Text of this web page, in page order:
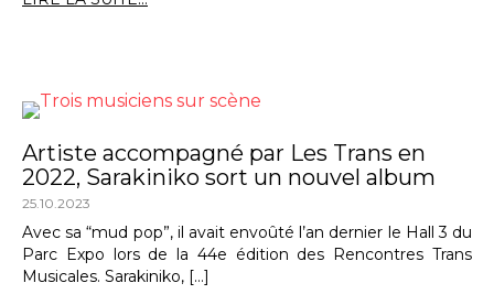
Artiste accompagné par Les Trans en
2022, Sarakiniko sort un nouvel album
25.10.2023
Avec sa “mud pop”, il avait envoûté l’an dernier le Hall 3 du
Parc Expo lors de la 44e édition des Rencontres Trans
Musicales. Sarakiniko, […]